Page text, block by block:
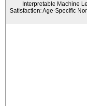
Interpretable Machine
Satisfaction: Age-Specific